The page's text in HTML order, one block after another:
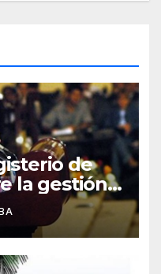
de
la gestión
Estévez